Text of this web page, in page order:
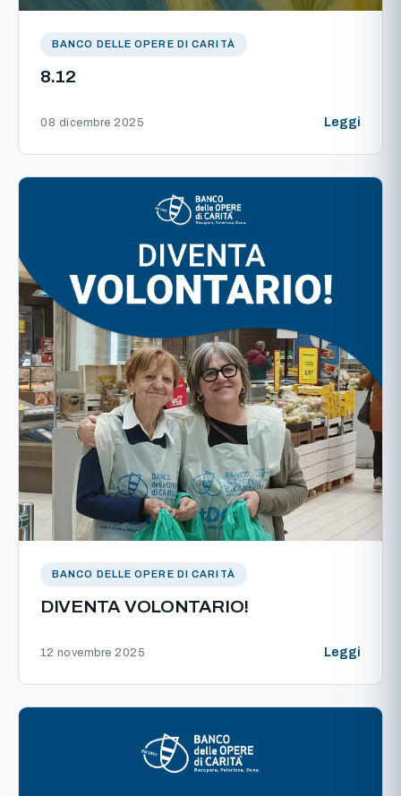
BANCO DELLE OPERE DI CARITÀ
8.12
08 dicembre 2025 Leggi
BANCO DELLE OPERE DI CARITÀ
DIVENTA VOLONTARIO!
12 novembre 2025 Leggi